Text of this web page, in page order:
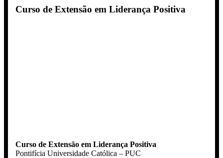
Curso de Extensão em Liderança Positiva
Curso de Extensão em Liderança Positiva
Pontifícia Universidade Católica – PUC